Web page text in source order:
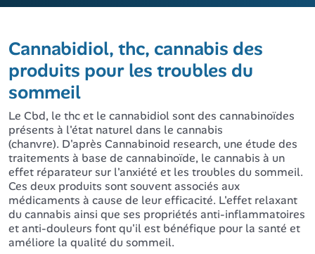
Cannabidiol, thc, cannabis des
produits pour les troubles du
sommeil
Le Cbd, le thc et le cannabidiol sont des cannabinoïdes
présents à l'état naturel dans le cannabis
(chanvre). D'après Cannabinoid research, une étude des
traitements à base de cannabinoïde, le cannabis à un
effet réparateur sur l'anxiété et les troubles du sommeil.
Ces deux produits sont souvent associés aux
médicaments à cause de leur efficacité. L'effet relaxant
du cannabis ainsi que ses propriétés anti-inflammatoires
et anti-douleurs font qu'il est bénéfique pour la santé et
améliore la qualité du sommeil.